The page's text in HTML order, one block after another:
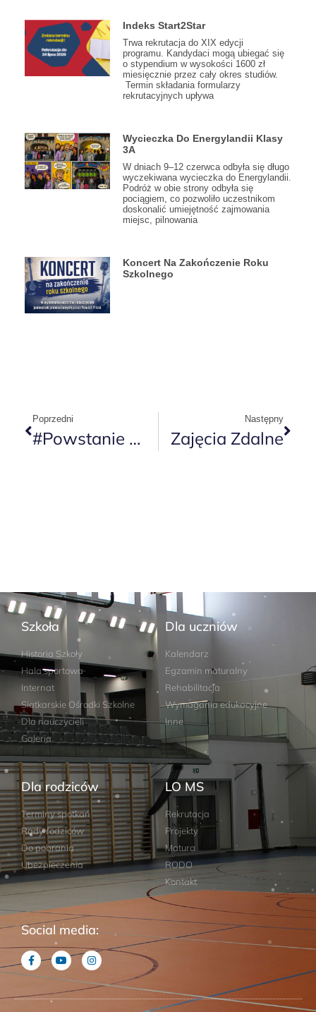
Indeks Start2Star
Trwa rekrutacja do XIX edycji
programu. Kandydaci mogą ubiegać się
o stypendium w wysokości 1600 zł
miesięcznie przez cały okres studiów.
Termin składania formularzy
rekrutacyjnych upływa
Wycieczka Do Energylandii Klasy
3A
W dniach 9–12 czerwca odbyła się długo
wyczekiwana wycieczka do Energylandii.
Podróż w obie strony odbyła się
pociągiem, co pozwoliło uczestnikom
doskonalić umiejętność zajmowania
miejsc, pilnowania
Koncert Na Zakończenie Roku
Szkolnego
Poprzedni
#Powstanie Wielkopolskie 1918-1919
Następny
Zajęcia Zdalne
Szkoła
Historia Szkoły
Hala sportowa
Internat
Siatkarskie Ośrodki Szkolne
Dla nauczycieli
Galeria
Dla uczniów
Kalendarz
Egzamin maturalny
Rehabilitacja
Wymagania edukacyjne
Inne
Dla rodziców
Terminy spotkań
Rady rodziców
Do pobrania
Ubezpieczenia
LO MS
Rekrutacja
Projekty
Matura
RODO
Kontakt
Social media: